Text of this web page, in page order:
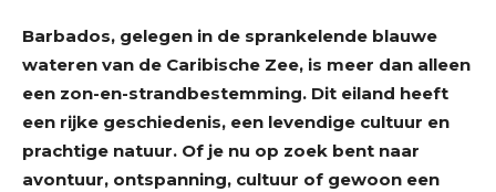
Barbados, gelegen in de sprankelende blauwe
wateren van de Caribische Zee, is meer dan alleen
een zon-en-strandbestemming. Dit eiland heeft
een rijke geschiedenis, een levendige cultuur en
prachtige natuur. Of je nu op zoek bent naar
avontuur, ontspanning, cultuur of gewoon een